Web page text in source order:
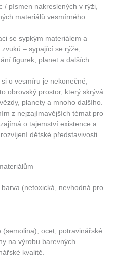
/ písmen nakreslených v rýži,
materiálů vesmírného
se sypkým materiálem a
– sypající se rýže,
figurek, planet a dalších
o vesmíru je nekonečné,
obrovský prostor, který skrývá
planety a mnoho dalšího.
z nejzajímavějších témat pro
o tajemství existence a
dětské představivosti
(netoxická, nevhodná pro
(semolina), ocet, potravinářské
na výrobu barevných
kvalitě.